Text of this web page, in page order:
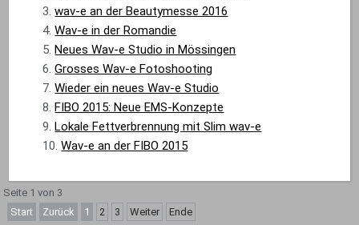
wav-e an der Beautymesse 2016
Wav-e in der Romandie
Neues Wav-e Studio in Mössingen
Grosses Wav-e Fotoshooting
Wieder ein neues Wav-e Studio
FIBO 2015: Neue EMS-Konzepte
Lokale Fettverbrennung mit Slim wav-e
Wav-e an der FIBO 2015
Seite 1 von 3
Start
Zurück 1 2 3 Weiter Ende